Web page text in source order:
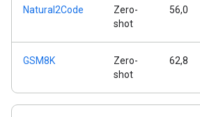
Natural2Code
Zero-
shot
56,0
GSM8K
Zero-
shot
62,8